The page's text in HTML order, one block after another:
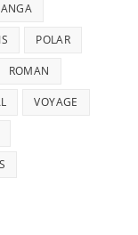
POLAR
ROMAN
VOYAGE